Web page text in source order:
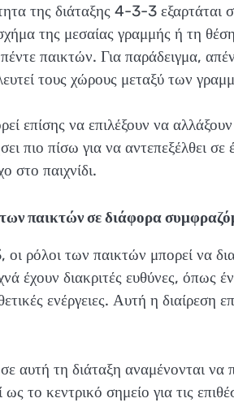
της διάταξης 4-3-3 εξαρτάται
της μεσαίας γραμμής ή τη
παικτών. Για παράδειγμα,
τους χώρους μεταξύ των
επίσης να επιλέξουν να
πιο πίσω για να αντεπεξέλθει
στο παιχνίδι.
των παικτών σε διάφορα
ρόλοι των παικτών μπορεί να
έχουν διακριτές ευθύνες, όπως
ενέργειες. Αυτή η
αυτή τη διάταξη αναμένονται
ως το κεντρικό σημείο για τις